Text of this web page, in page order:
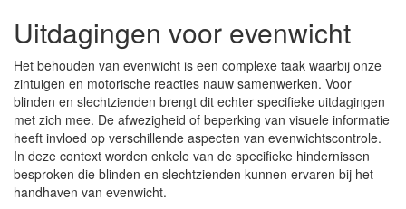
Uitdagingen voor evenwicht
Het behouden van evenwicht is een complexe taak waarbij onze
zintuigen en motorische reacties nauw samenwerken. Voor
blinden en slechtzienden brengt dit echter specifieke uitdagingen
met zich mee. De afwezigheid of beperking van visuele informatie
heeft invloed op verschillende aspecten van evenwichtscontrole.
In deze context worden enkele van de specifieke hindernissen
besproken die blinden en slechtzienden kunnen ervaren bij het
handhaven van evenwicht.